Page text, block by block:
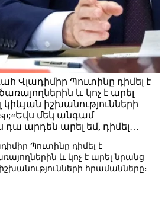
Վլադիմիր Պուտինը դիմել է
և կոչ է արել
իշխանությունների
մեկ անգամ
դա արդեն արել եմ, դիմել…
Պուտինը դիմել է
և կոչ է արել նրանց
հրամանները։